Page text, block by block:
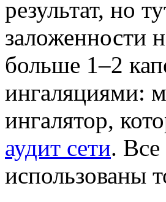
результат, но
заложенности
больше 1–2
ингаляциями:
ингалятор,
аудит сети. Все
использованы